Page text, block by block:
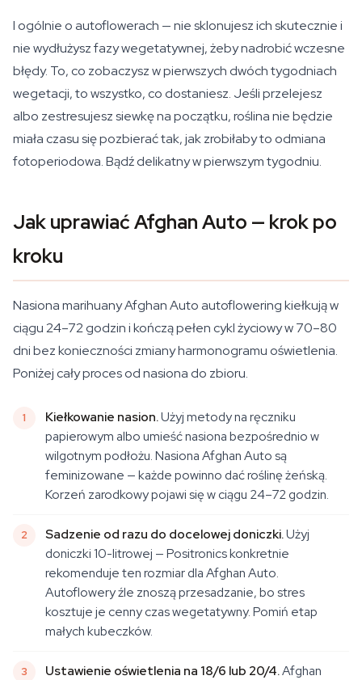
I ogólnie o autoflowerach — nie sklonujesz ich skutecznie i
nie wydłużysz fazy wegetatywnej, żeby nadrobić wczesne
błędy. To, co zobaczysz w pierwszych dwóch tygodniach
wegetacji, to wszystko, co dostaniesz. Jeśli przelejesz
albo zestresujesz siewkę na początku, roślina nie będzie
miała czasu się pozbierać tak, jak zrobiłaby to odmiana
fotoperiodowa. Bądź delikatny w pierwszym tygodniu.
Jak uprawiać Afghan Auto — krok po
kroku
Nasiona marihuany Afghan Auto autoflowering kiełkują w
ciągu 24–72 godzin i kończą pełen cykl życiowy w 70–80
dni bez konieczności zmiany harmonogramu oświetlenia.
Poniżej cały proces od nasiona do zbioru.
Kiełkowanie nasion.Użyj metody na ręczniku
papierowym albo umieść nasiona bezpośrednio w
wilgotnym podłożu. Nasiona Afghan Auto są
feminizowane — każde powinno dać roślinę żeńską.
Korzeń zarodkowy pojawi się w ciągu 24–72 godzin.
Sadzenie od razu do docelowej doniczki.Użyj
doniczki 10-litrowej — Positronics konkretnie
rekomenduje ten rozmiar dla Afghan Auto.
Autoflowery źle znoszą przesadzanie, bo stres
kosztuje je cenny czas wegetatywny. Pomiń etap
małych kubeczków.
Ustawienie oświetlenia na 18/6 lub 20/4.Afghan